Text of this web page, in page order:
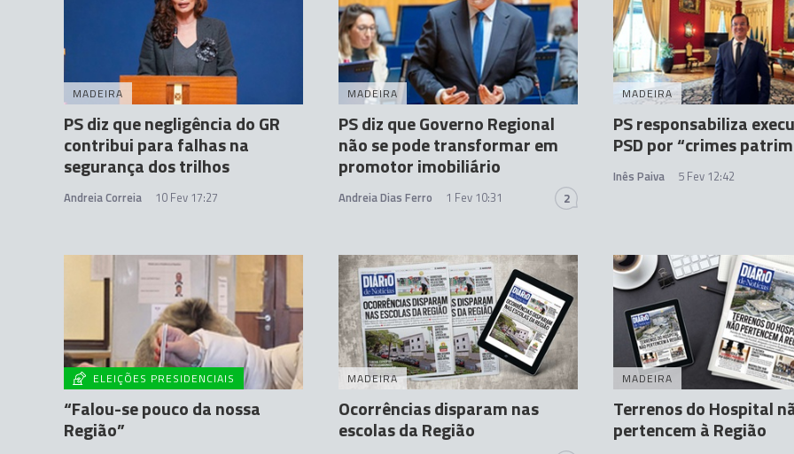
MADEIRA
PS diz que negligência do GR
contribui para falhas na
segurança dos trilhos
Andreia Correia 10 Fev 17:27
MADEIRA
PS diz que Governo Regional
não se pode transformar em
promotor imobiliário
Andreia Dias Ferro 1 Fev 10:31 2
MADEIRA
PS responsabiliza
PSD por “crimes
Inês Paiva 5 Fev 12:42
ELEIÇÕES PRESIDENCIAIS
“Falou-se pouco da nossa
Região”
MADEIRA
Ocorrências disparam nas
escolas da Região
MADEIRA
Terrenos do Hospital
pertencem à Região